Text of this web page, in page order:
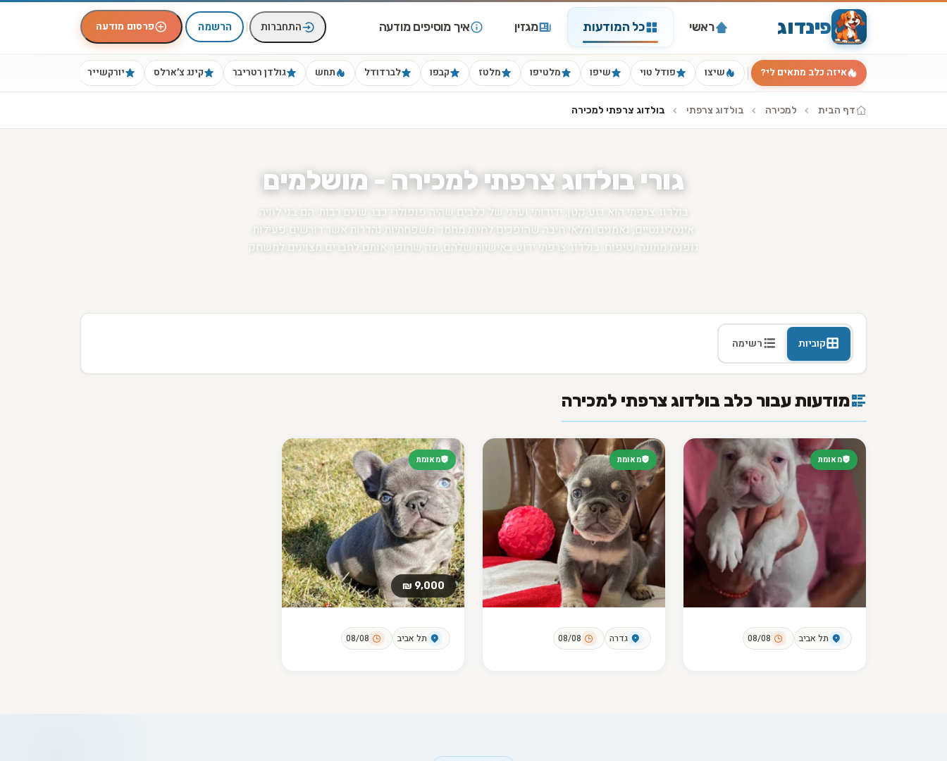
פינדוג ראשי כל המודעות מגזין איך מוסיפים מודעה התחברות | הרשמה פרסום מודעה
איזה כלב מתאים לי? שיצו פודל טוי שיפו מלטיפו מלטז קבפו לברדודל תחש גולדן רטריבר קינג צ׳ארלס יורקשייר
דף הבית למכירה בולדוג צרפתי בולדוג צרפתי למכירה
גורי בולדוג צרפתי למכירה - מושלמים
בולדוג צרפתי הוא גזע קטן, ידידותי וערני של כלבים שהיה פופולרי כבר שנים רבות. הם בני לוויה
אינטליגנטיים, נאמנים ומלאי חיבה שהופכים לחיות מחמד משפחתיות נהדרות אשר דורשים פעילות
גופנית מתונה וטיפוח. בולדוג צרפתי ידוע באישיות שלהם, מה שהופך אותם לחברים מצוינים למשחק
קוביות רשימה
מודעות עבור כלב בולדוג צרפתי למכירה
מאומת
תל אביב 08/08
מאומת
גדרה 08/08
מאומת
9,000 ₪
תל אביב 08/08